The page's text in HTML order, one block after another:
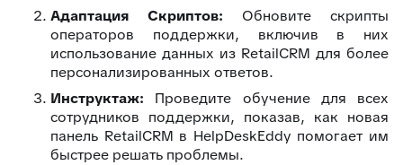
Адаптация Скриптов: Обновите скрипты
операторов поддержки, включив в них
использование данных из RetailCRM для более
персонализированных ответов.
Инструктаж: Проведите обучение для всех
сотрудников поддержки, показав, как новая
панель RetailCRM в HelpDeskEddy помогает им
быстрее решать проблемы.